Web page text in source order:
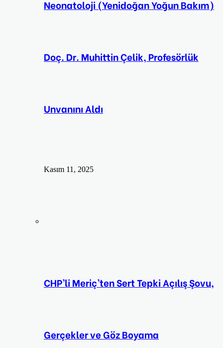
Neonatoloji (Yenidoğan Yoğun Bakım)
Doç. Dr. Muhittin Çelik, Profesörlük
Unvanını Aldı
Kasım 11, 2025
CHP’li Meriç’ten Sert Tepki Açılış Şovu,
Gerçekler ve Göz Boyama